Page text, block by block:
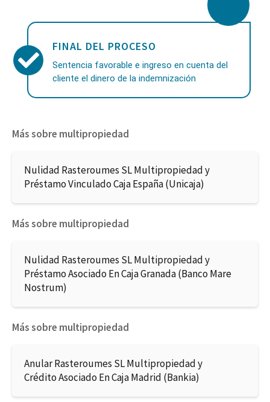
FINAL DEL PROCESO
Sentencia favorable e ingreso en cuenta del
cliente el dinero de la indemnización
Más sobre multipropiedad
Nulidad Rasteroumes SL Multipropiedad y
Préstamo Vinculado Caja España (Unicaja)
Más sobre multipropiedad
Nulidad Rasteroumes SL Multipropiedad y
Préstamo Asociado En Caja Granada (Banco Mare
Nostrum)
Más sobre multipropiedad
Anular Rasteroumes SL Multipropiedad y
Crédito Asociado En Caja Madrid (Bankia)